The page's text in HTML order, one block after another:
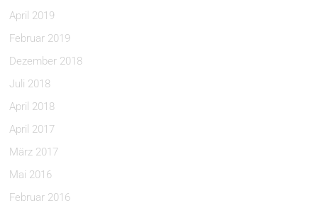
April 2019
Februar 2019
Dezember 2018
Juli 2018
April 2018
April 2017
März 2017
Mai 2016
Februar 2016